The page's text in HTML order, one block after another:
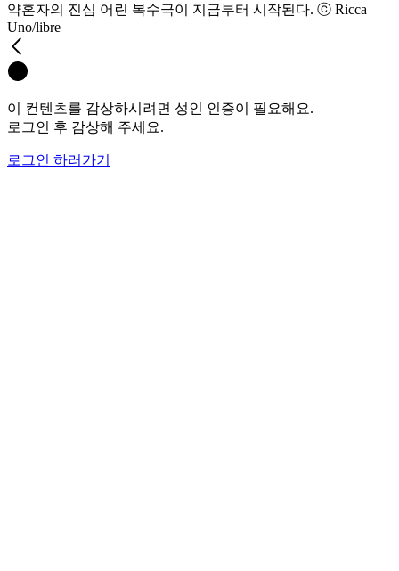
약혼자의 진심 어린 복수극이 지금부터 시작된다. ⓒ Ricca
Uno/libre
이 컨텐츠를 감상하시려면 성인 인증이 필요해요.
로그인 후 감상해 주세요.
로그인 하러가기